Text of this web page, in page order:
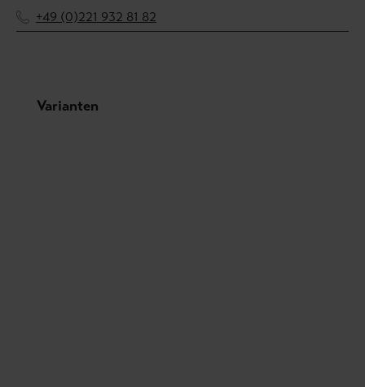
+49 (0)221 932 81 82
Produktgalerie überspringen
Varianten